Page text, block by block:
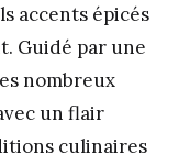
accents épicés
Guidé par une
nombreux
un flair
culinaires